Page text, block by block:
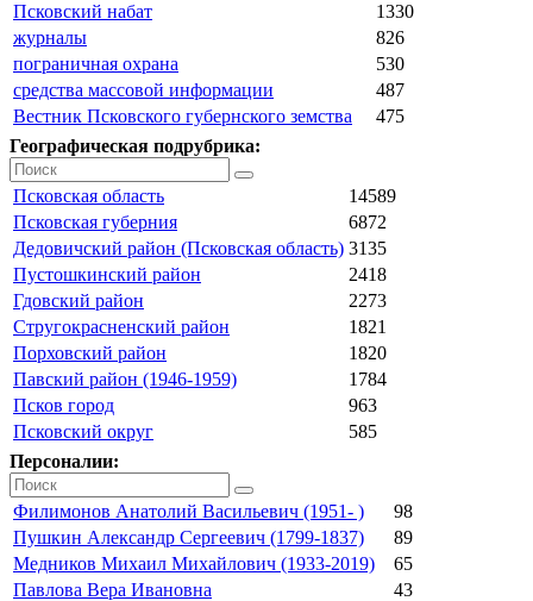
Псковский набат
1330
журналы
826
пограничная охрана
530
средства массовой информации
487
Вестник Псковского губернского земства
475
Географическая подрубрика:
Псковская область
14589
Псковская губерния
6872
Дедовичский район (Псковская область) 3135
Пустошкинский район
2418
Гдовский район
2273
Стругокрасненский район
1821
Порховский район
1820
Павский район (1946-1959)
1784
Псков город
963
Псковский округ
585
Персоналии:
Филимонов Анатолий Васильевич (1951- )
98
Пушкин Александр Сергеевич (1799-1837)
89
Медников Михаил Михайлович (1933-2019)
65
Павлова Вера Ивановна
43